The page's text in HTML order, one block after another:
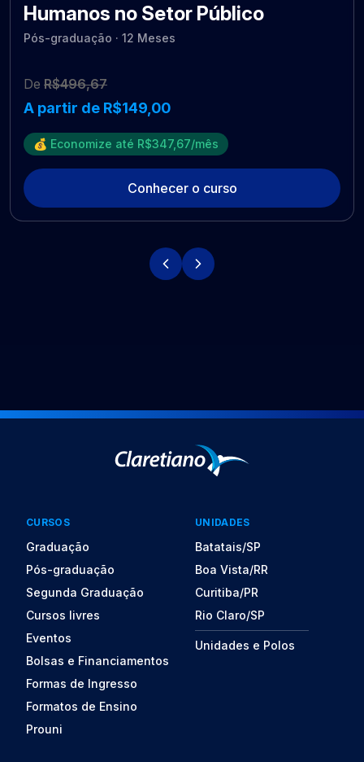
Humanos no Setor Público
Pós-graduação · 12 Meses
De R$496,67
A partir de R$149,00
💰 Economize até R$347,67/mês
Conhecer o curso
CURSOS
Graduação
Pós-graduação
Segunda Graduação
Cursos livres
Eventos
Bolsas e Financiamentos
Formas de Ingresso
Formatos de Ensino
Prouni
UNIDADES
Batatais/SP
Boa Vista/RR
Curitiba/PR
Rio Claro/SP
Unidades e Polos